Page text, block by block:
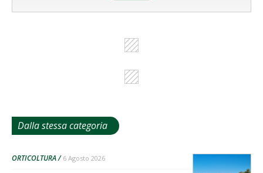
Dalla stessa categoria
ORTICOLTURA 6 Agosto 2026